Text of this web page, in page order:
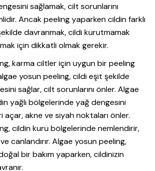
sağlamak, cilt sorunlarını
Ancak peeling yaparken cildin farklı
davranmak, cildi kurutmamak
için dikkatli olmak gerekir.
karma ciltler için uygun bir peeling
yosun peeling, cildi eşit şekilde
sağlar, cilt sorunlarını önler. Algae
yağlı bölgelerinde yağ dengesini
açar, akne ve siyah noktaları önler.
cildin kuru bölgelerinde nemlendirir,
canlandırır. Algae yosun peeling,
bir bakım yaparken, cildinizin